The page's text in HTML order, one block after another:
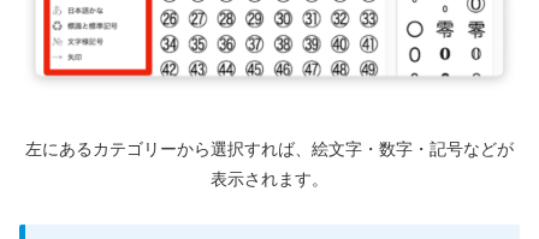
左にあるカテゴリーから選択すれば、絵文字・数字・記号などが
表示されます。